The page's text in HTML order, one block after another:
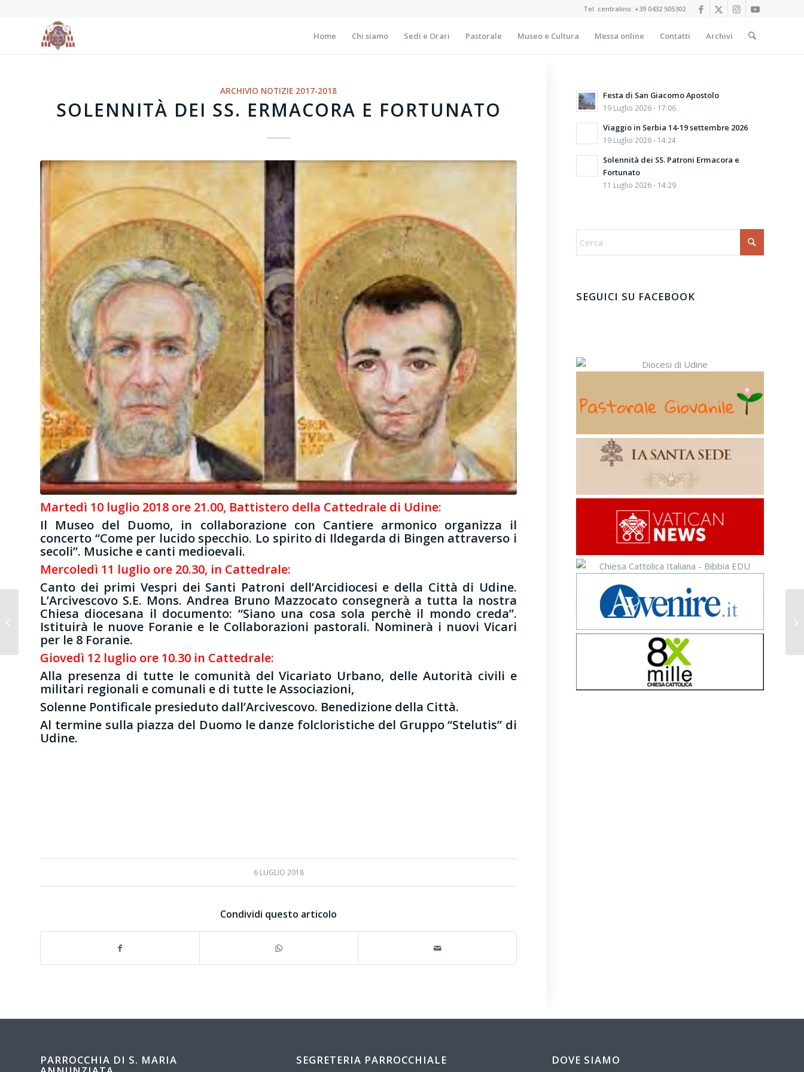
Tel. centralino: +39 0432 505302
Home Chi siamo Sedi e Orari Pastorale Museo e Cultura Messa online Contatti Archivi
ARCHIVIO NOTIZIE 2017-2018
SOLENNITÀ DEI SS. ERMACORA E FORTUNATO
Martedì 10 luglio 2018 ore 21.00, Battistero della Cattedrale di Udine:
Il Museo del Duomo, in collaborazione con Cantiere armonico organizza il
concerto “Come per lucido specchio. Lo spirito di Ildegarda di Bingen attraverso i
secoli”. Musiche e canti medioevali.
Mercoledì 11 luglio ore 20.30, in Cattedrale:
Canto dei primi Vespri dei Santi Patroni dell’Arcidiocesi e della Città di Udine.
L’Arcivescovo S.E. Mons. Andrea Bruno Mazzocato consegnerà a tutta la nostra
Chiesa diocesana il documento: “Siano una cosa sola perchè il mondo creda”.
Istituirà le nuove Foranie e le Collaborazioni pastorali. Nominerà i nuovi Vicari
per le 8 Foranie.
Giovedì 12 luglio ore 10.30 in Cattedrale:
Alla presenza di tutte le comunità del Vicariato Urbano, delle Autorità civili e
militari regionali e comunali e di tutte le Associazioni,
Solenne Pontificale presieduto dall’Arcivescovo. Benedizione della Città.
Al termine sulla piazza del Duomo le danze folcloristiche del Gruppo “Stelutis” di
Udine.
6 LUGLIO 2018
Condividi questo articolo
Festa di San Giacomo Apostolo
19 Luglio 2026 - 17:06
Viaggio in Serbia 14-19 settembre 2026
19 Luglio 2026 - 14:24
Solennità dei SS. Patroni Ermacora e
Fortunato
11 Luglio 2026 - 14:29
SEGUICI SU FACEBOOK
PARROCCHIA DI S. MARIA SEGRETERIA PARROCCHIALE DOVE SIAMO
Solennità del Corpus
Domini